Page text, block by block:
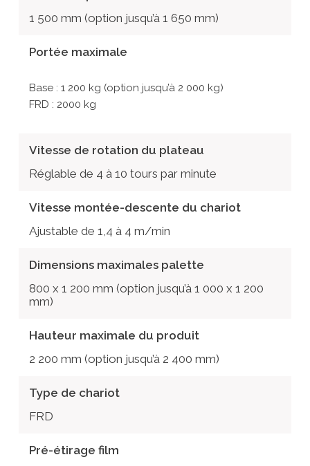
1 500 mm (option jusqu’à 1 650 mm)
Portée maximale
Base : 1 200 kg (option jusqu’à 2 000 kg)
FRD : 2000 kg
Vitesse de rotation du plateau
Réglable de 4 à 10 tours par minute
Vitesse montée-descente du chariot
Ajustable de 1,4 à 4 m/min
Dimensions maximales palette
800 x 1 200 mm (option jusqu’à 1 000 x 1 200
mm)
Hauteur maximale du produit
2 200 mm (option jusqu’à 2 400 mm)
Type de chariot
FRD
Pré-étirage film